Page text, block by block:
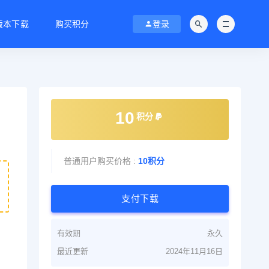
本下载 购买积分 登录
10 积分
普通用户购买价格 : 10积分
支付下载
有效期
永久
最近更新
2024年11月16日